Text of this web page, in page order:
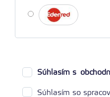
Súhlasím s
Súhlasím so